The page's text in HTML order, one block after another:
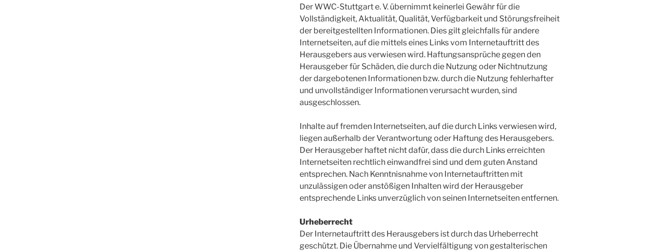
Der WWC-Stuttgart e. V. übernimmt keinerlei Gewähr für die
Vollständigkeit, Aktualität, Qualität, Verfügbarkeit und Störungsfreiheit
der bereitgestellten Informationen. Dies gilt gleichfalls für andere
Internetseiten, auf die mittels eines Links vom Internetauftritt des
Herausgebers aus verwiesen wird. Haftungsansprüche gegen den
Herausgeber für Schäden, die durch die Nutzung oder Nichtnutzung
der dargebotenen Informationen bzw. durch die Nutzung fehlerhafter
und unvollständiger Informationen verursacht wurden, sind
ausgeschlossen.
Inhalte auf fremden Internetseiten, auf die durch Links verwiesen wird,
liegen außerhalb der Verantwortung oder Haftung des Herausgebers.
Der Herausgeber haftet nicht dafür, dass die durch Links erreichten
Internetseiten rechtlich einwandfrei sind und dem guten Anstand
entsprechen. Nach Kenntnisnahme von Internetauftritten mit
unzulässigen oder anstößigen Inhalten wird der Herausgeber
entsprechende Links unverzüglich von seinen Internetseiten entfernen.
Urheberrecht
Der Internetauftritt des Herausgebers ist durch das Urheberrecht
geschützt. Die Übernahme und Vervielfältigung von gestalterischen